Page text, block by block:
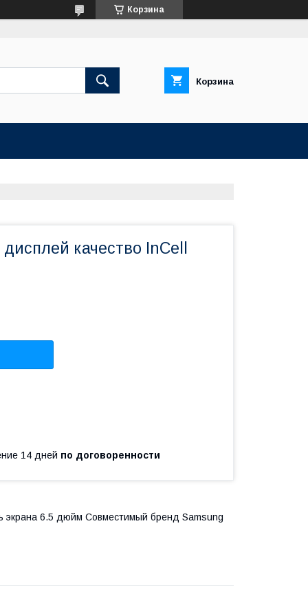
Корзина
Корзина
качество InCell
14 дней по договоренности
экрана 6.5 дюйм Совместимый бренд Samsung